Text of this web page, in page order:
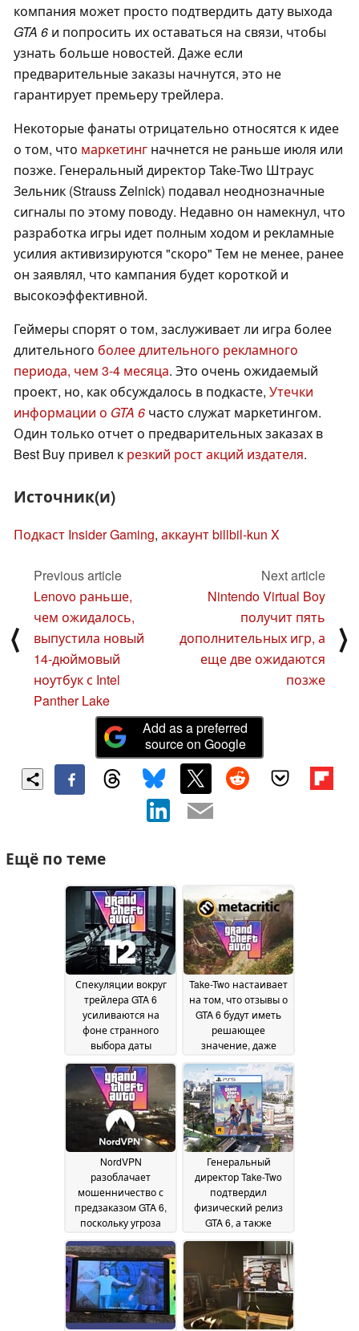
компания может просто подтвердить дату выхода
GTA 6 и попросить их оставаться на связи, чтобы
узнать больше новостей. Даже если
предварительные заказы начнутся, это не
гарантирует премьеру трейлера.
Некоторые фанаты отрицательно относятся к идее
о том, что маркетинг начнется не раньше июля или
позже. Генеральный директор Take-Two Штраус
Зельник (Strauss Zelnick) подавал неоднозначные
сигналы по этому поводу. Недавно он намекнул, что
разработка игры идет полным ходом и рекламные
усилия активизируются "скоро" Тем не менее, ранее
он заявлял, что кампания будет короткой и
высокоэффективной.
Геймеры спорят о том, заслуживает ли игра более
длительного более длительного рекламного
периода, чем 3-4 месяца. Это очень ожидаемый
проект, но, как обсуждалось в подкасте, Утечки
информации о GTA 6 часто служат маркетингом.
Один только отчет о предварительных заказах в
Best Buy привел к резкий рост акций издателя.
Источник(и)
Подкаст Insider Gaming, аккаунт billbil-kun X
⟨
Previous article
Lenovo раньше,
чем ожидалось,
выпустила новый
14-дюймовый
ноутбук с Intel
Panther Lake
Next article
Nintendo Virtual Boy
получит пять
дополнительных игр, а
еще две ожидаются
позже
⟩
Add as a preferred
source on Google
Ещё по теме
Спекуляции вокруг
трейлера GTA 6
усиливаются на
фоне странного
выбора даты
проведения
августовской
телеконференции
по финансовым
результатам Take-
Two10 July 2026
Take-Two настаивает
на том, что отзывы о
GTA 6 будут иметь
решающее
значение, даже
когда Rockstar
опасается утечек 29
May 2026
NordVPN
разоблачает
мошенничество с
предзаказом GTA 6,
поскольку угроза
вредоносного ПО
возрастает перед
датой релиза27 May
2026
Генеральный
директор Take-Two
подтвердил
физический релиз
GTA 6, а также
коллекционное
издание, по слухам
23 May 2026